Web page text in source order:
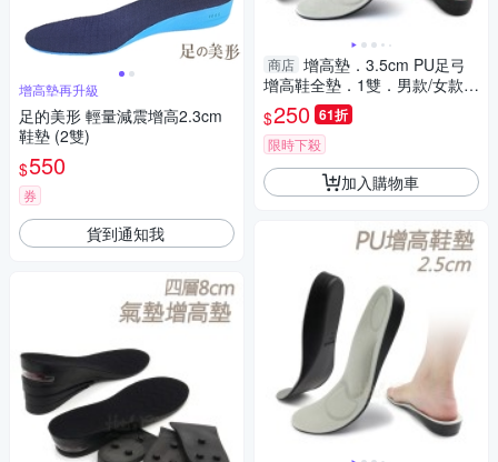
增高墊再升級
足的美形 輕量減震增高2.3cm
鞋墊 (2雙)
$550
券
貨到通知我
商店 增高墊．3.5cm PU足弓
增高鞋全墊．1雙．男款/女款
【鞋鞋俱樂部】【906-B22】
$250 61折
限時下殺
加入購物車